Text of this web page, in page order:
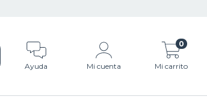
Ayuda Mi cuenta Mi carrito
0